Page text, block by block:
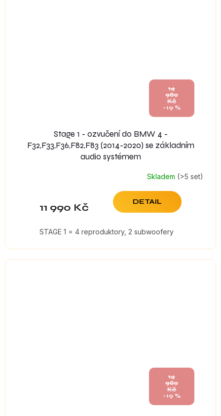
14
980
Kč
–19 %
Stage 1 - ozvučení do BMW 4 -
F32,F33,F36,F82,F83 (2014-2020) se základním
audio systémem
Skladem (>5 set)
11 990 Kč DETAIL
STAGE 1 = 4 reproduktory, 2 subwoofery
14
980
Kč
–19 %